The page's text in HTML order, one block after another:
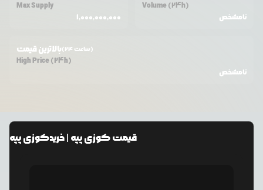
Max Supply
1,000,000,000
Volume (24h)
نامشخص
بالاترین قیمت (24 ساعت)
High Price (24h)
نامشخص
قیمتکوزی پپه | خریدکوزی پپه